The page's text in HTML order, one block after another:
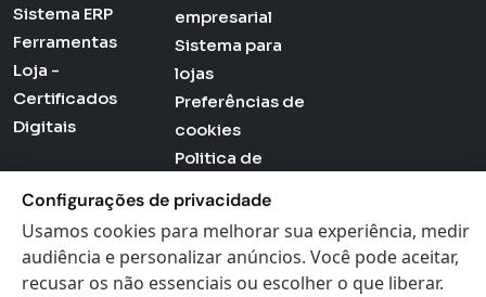
Sistema ERP
Ferramentas
Loja -
Certificados
Digitais
empresarial
Sistema para
lojas
Preferências de
cookies
Politica de
Termos de Uso
Configurações de privacidade
Usamos cookies para melhorar sua experiência, medir
audiência e personalizar anúncios. Você pode aceitar,
recusar os não essenciais ou escolher o que liberar.